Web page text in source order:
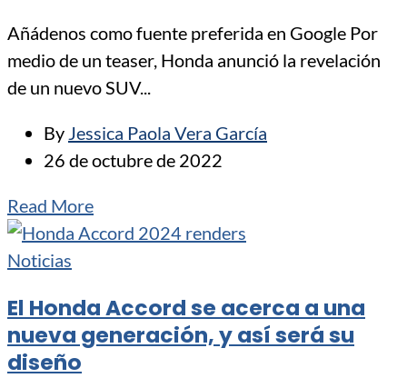
Añádenos como fuente preferida en Google Por
medio de un teaser, Honda anunció la revelación
de un nuevo SUV...
By Jessica Paola Vera García
26 de octubre de 2022
Read More
Noticias
El Honda Accord se acerca a una
nueva generación, y así será su
diseño